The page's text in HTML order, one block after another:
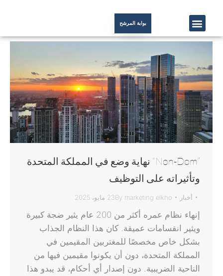
بوابة المرشح
”Non-Dom“ نهاية وضع في المملكة المتحدة
وتأثيراته على التوظيف
أخبار By marketing elkho 23 مايو، 2025
إنهاء نظام عمره أكثر من 200 عام يثير ضجة كبيرة
ويثير انقسامات عميقة. كان هذا النظام الجذاب
بشكل خاص مخصصًا للمغتربين المقيمين في
المملكة المتحدة، دون أن يكونوا مقيمين فيها من
الناحية الضريبية. دون إصدار أي أحكام، قد يبدو هذا